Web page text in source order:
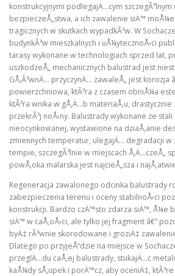
konstrukcyjnymi podlegajÄ…cym
bezpieczeÅ„stwa, a ich zawalenie siÄ™
tragicznych w skutkach wypadkÃ³w. W
budynkÃ³w mieszkalnych i uÅ¼ytecznoÅ›ci
tarasy wykonane w technologiach sprzed lat,
uszkodzeÅ„ mechanicznych balustrad jest
GÅ‚Ã³wnÄ… przyczynÄ… zawaleÅ„ jest korozja
powierzchniowa, ktÃ³ra z czasem obniÅ¼a
ktÃ³ra wnika w gÅ‚Ä…b materiaÅ‚u,
przekrÃ³j noÅ›ny. Balustrady wykonane ze stali
nieocynkowanej, wystawione na dziaÅ‚anie
zmiennych temperatur, ulegajÄ… degradacji w
tempie, szczegÃ³lnie w miejscach Å‚Ä…czeÅ„
powÅ‚oka malarska jest najcieÅ„sza i
Regeneracja zawalonego odcinka balustrady
zabezpieczenia terenu i oceny stabilnoÅ›ci
konstrukcji. Bardzo czÄ™sto zdarza siÄ™, Å¼e
siÄ™ w caÅ‚oÅ›ci, ale tylko jej fragment â€“
byÄ‡ rÃ³wnie skorodowane i groziÄ‡
Dlatego po przyjeÅºdzie na miejsce w
przeglÄ…du caÅ‚ej balustrady, stukajÄ…c
kaÅ¼dy sÅ‚upek i porÄ™cz, aby oceniÄ‡,